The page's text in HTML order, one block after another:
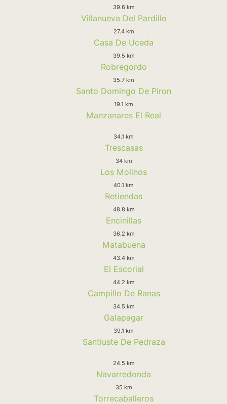
39.6 km
Villanueva Del Pardillo
27.4 km
Casa De Uceda
39.5 km
Robregordo
35.7 km
Santo Domingo De Piron
19.1 km
Manzanares El Real
34.1 km
Trescasas
34 km
Los Molinos
40.1 km
Retiendas
48.8 km
Encinillas
36.2 km
Matabuena
43.4 km
El Escorial
44.2 km
Campillo De Ranas
34.5 km
Galapagar
39.1 km
Santiuste De Pedraza
24.5 km
Navarredonda
35 km
Torrecaballeros